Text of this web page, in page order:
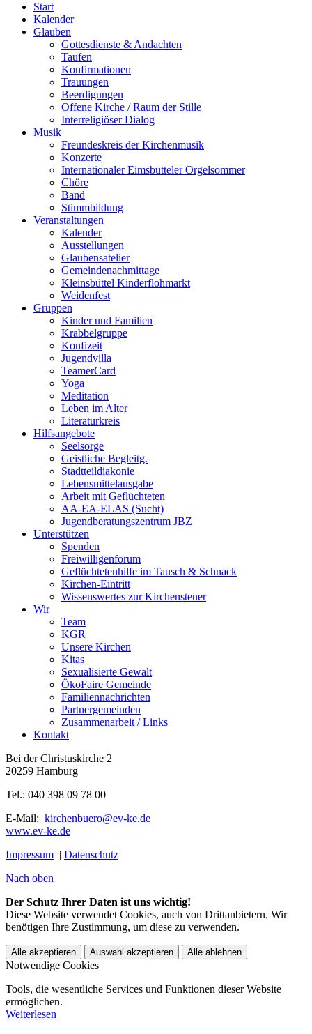
Start
Kalender
Glauben
Gottesdienste & Andachten
Taufen
Konfirmationen
Trauungen
Beerdigungen
Offene Kirche / Raum der Stille
Interreligiöser Dialog
Musik
Freundeskreis der Kirchenmusik
Konzerte
Internationaler Eimsbütteler Orgelsommer
Chöre
Band
Stimmbildung
Veranstaltungen
Kalender
Ausstellungen
Glaubensatelier
Gemeindenachmittage
Kleinsbüttel Kinder­flohmarkt
Weidenfest
Gruppen
Kinder und Familien
Krabbelgruppe
Konfizeit
Jugendvilla
TeamerCard
Yoga
Meditation
Leben im Alter
Literaturkreis
Hilfsangebote
Seelsorge
Geistliche Begleitg.
Stadtteildiakonie
Lebensmittelausgabe
Arbeit mit Geflüchteten
AA-EA-ELAS (Sucht)
Jugendberatungs­zentrum JBZ
Unterstützen
Spenden
Freiwilligenforum
Geflüchtetenhilfe im Tausch & Schnack
Kirchen-Eintritt
Wissenswertes zur Kirchensteuer
Wir
Team
KGR
Unsere Kirchen
Kitas
Sexualisierte Gewalt
ÖkoFaire Gemeinde
Familiennachrichten
Partnergemeinden
Zusammenarbeit / Links
Kontakt
Bei der Christuskirche 2
20259 Hamburg
Tel.: 040 398 09 78 00
E-Mail: kirchenbuero@ev-ke.de
www.ev-ke.de
Impressum | Datenschutz
Nach oben
Der Schutz Ihrer Daten ist uns wichtig!
Diese Website verwendet Cookies, auch von Drittanbietern. Wir
benötigen Ihre Zustimmung, um diese zu verwenden.
Alle akzeptieren Auswahl akzeptieren Alle ablehnen
Notwendige Cookies
Tools, die wesentliche Services und Funktionen dieser Website
ermöglichen.
Weiterlesen